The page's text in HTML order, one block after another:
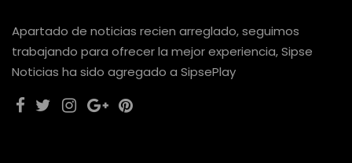
Apartado de noticias recien arreglado, seguimos
trabajando para ofrecer la mejor experiencia, Sipse
Noticias ha sido agregado a SipsePlay